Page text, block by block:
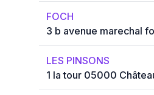
FOCH
3 b avenue marechal
LES PINSONS
1 la tour 05000